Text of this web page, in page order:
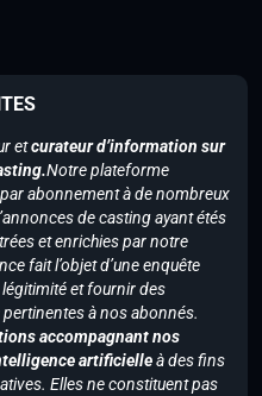
etcurateur d’information sur
Notre plateforme
abonnement à de nombreux
de casting ayant étés
et enrichies par notre
fait l’objet d’une enquête
et fournir des
à nos abonnés.
accompagnant nos
artificielleà des fins
Elles ne constituent pas